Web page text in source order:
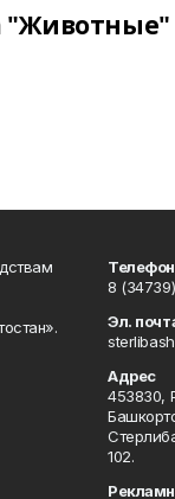
"Животные"
Телефон
8
Эл.
Адрес
453830,
102.